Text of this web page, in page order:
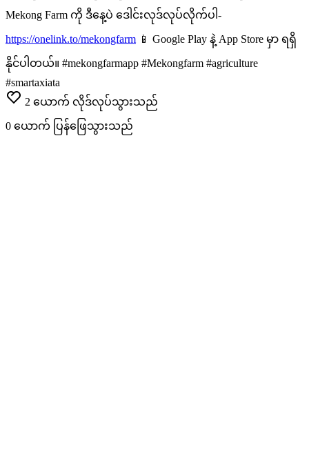
Mekong Farm ကို ဒီနေ့ပဲ ဒေါင်းလုဒ်လုပ်လိုက်ပါ-
https://onelink.to/mekongfarm 📱 Google Play နဲ့ App Store မှာ ရရှိ
နိုင်ပါတယ်။ #mekongfarmapp #Mekongfarm #agriculture
#smartaxiata
2 ယောက် လိုဒ်လုပ်သွားသည်
0 ယောက် ပြန်ဖြေသွားသည်